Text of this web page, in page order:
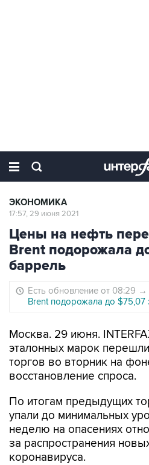
ЭКОНОМИКА
17:57, 29 июня 2021
Цены на нефть
Brent подорожала
баррель
Есть обновление от 08:29 →
Brent подорожала до $75,07
Москва. 29 июня.
эталонных марок
торгов во вторник на
восстановление спроса.
По итогам предыдущих
упали до минимальных
неделю на опасениях
за распространения
коронавируса.